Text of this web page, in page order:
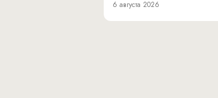
6 августа 2026